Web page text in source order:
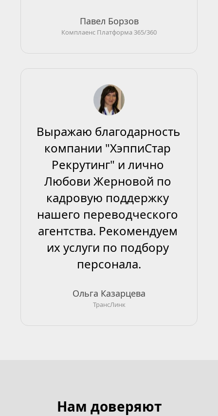
Павел Борзов
Комплаенс Платформа 365/360
Выражаю благодарность
компании "ХэппиСтар
Рекрутинг" и лично
Любови Жерновой по
кадровую поддержку
нашего переводческого
агентства. Рекомендуем
их услуги по подбору
персонала.
Ольга Казарцева
ТрансЛинк
Нам доверяют